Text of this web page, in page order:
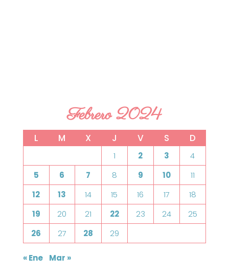
Febrero 2024
L M X J V S D
1 2 3
4
5
6 7 8 9 10
11
12
13 14 15 16 17
18
19
20 21 22 23 24
25
26
27 28 29
« Ene Mar »